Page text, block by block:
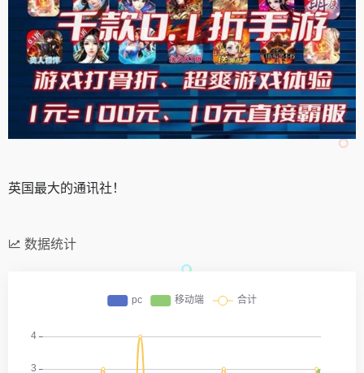
英国最大的通讯社！
数据统计